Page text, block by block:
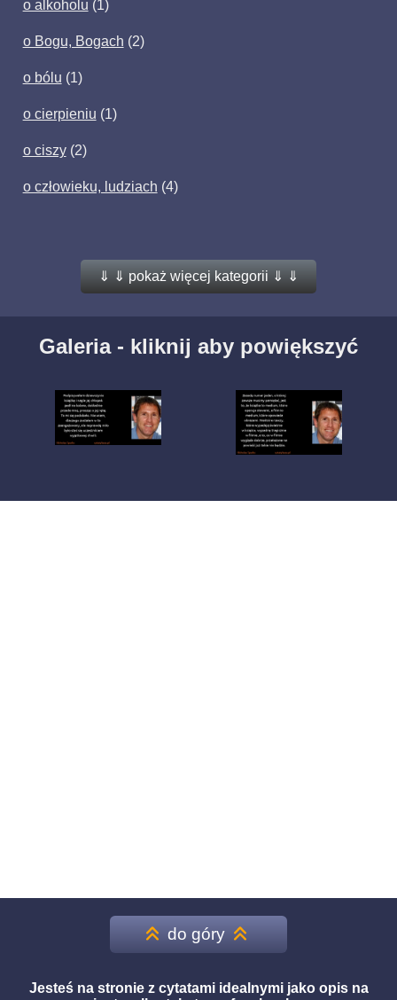
o alkoholu (1)
o Bogu, Bogach (2)
o bólu (1)
o cierpieniu (1)
o ciszy(2)
o człowieku, ludziach (4)
⇓ ⇓ pokaż więcej kategorii ⇓ ⇓
Galeria - kliknij aby powiększyć
do góry
Jesteś na stronie z cytatami idealnymi jako opis na